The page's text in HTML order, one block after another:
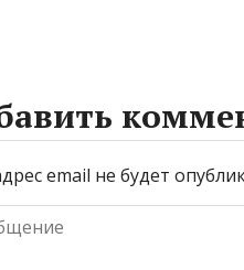
email не будет